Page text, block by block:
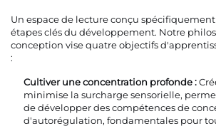
Un espace de lecture conçu
étapes clés du développement. Notre
conception vise quatre objectifs
:
Cultiver une concentration profonde :
minimise la surcharge sensorielle,
de développer des compétences de
d'autorégulation, fondamentales pour